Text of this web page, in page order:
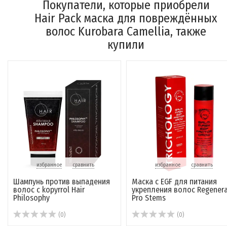
Покупатели, которые приобрели
Hair Pack маска для повреждённых
волос Kurobara Camellia, также
купили
избранное сравнить
Шампунь против выпадения
волос с kopyrrol Hair
Philosophy
(0)
избранное сравнить
Маска с EGF для питания
укрепления волос
Pro Stems
(0)